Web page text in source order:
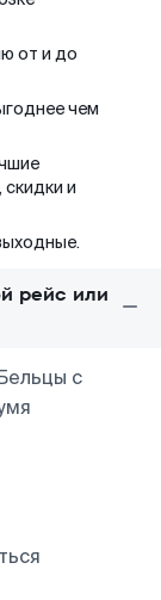
от и до
чем
и
рейс или
с